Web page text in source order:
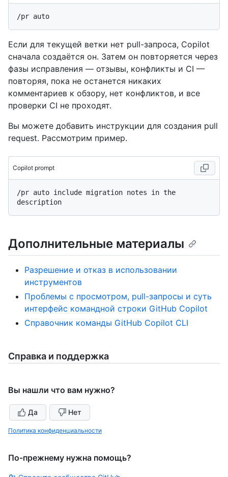
Если для текущей ветки нет pull-запроса, Copilot
сначала создаётся он. Затем он повторяется через
фазы исправления — отзывы, конфликты и CI —
повторяя, пока не останется никаких
комментариев к обзору, нет конфликтов, и все
проверки CI не проходят.
Вы можете добавить инструкции для создания pull
request. Рассмотрим пример.
Copilot prompt
/pr auto include migration notes in the
Дополнительные материалы
Разрешение и отказ в использовании
инструментов
Проблемы с просмотром, pull-запросы и суть
интерфейс командной строки GitHub Copilot
Справочник команды GitHub Copilot CLI
Справка и поддержка
Вы нашли что вам нужно?
Да Нет
Политика конфиденциальности
По-прежнему нужна помощь?